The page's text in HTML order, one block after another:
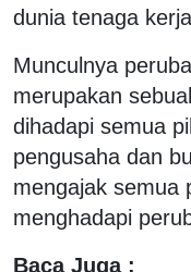
dunia tenaga
Munculnya
merupakan
dihadapi semua
pengusaha dan
mengajak semua
menghadapi
Baca Juga :